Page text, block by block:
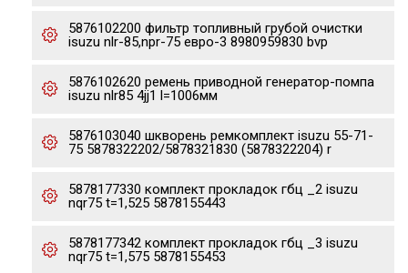
5876102200 фильтр топливный грубой очистки
isuzu nlr-85,npr-75 евро-3 8980959830 bvp
5876102620 ремень приводной генератор-помпа
isuzu nlr85 4jj1 l=1006мм
5876103040 шкворень ремкомплект isuzu 55-71-
75 5878322202/5878321830 (5878322204) r
5878177330 комплект прокладок гбц _2 isuzu
nqr75 t=1,525 5878155443
5878177342 комплект прокладок гбц _3 isuzu
nqr75 t=1,575 5878155453